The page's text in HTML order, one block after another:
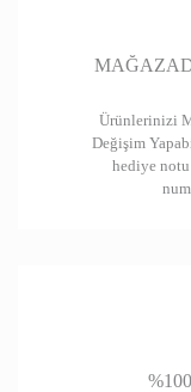
Ürünlerinizi
Değişim
hediye